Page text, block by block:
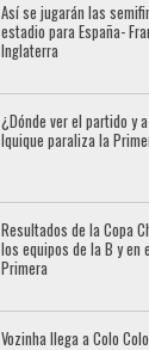
Así se jugarán las
estadio para España-
Inglaterra
¿Dónde ver el partido y
Iquique paraliza la
Resultados de la Copa
los equipos de la B y en
Primera
Vozinha llega a Colo